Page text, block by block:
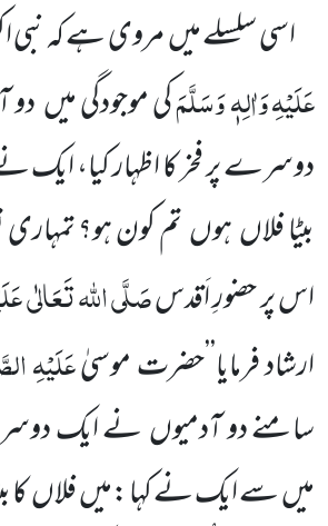
اسی سلسلے میںمروی ہے کہ نبی
عَلَیْہِوَاٰلِہٖ وَسَلَّمَکی موجودگی میںدو
دوسرےپر فخر کا اظہار کیا،
بیٹافلاںہوںتم کون ہو؟ تمہاری
اس پر حضورِ اَقدسصَلَّی اللہتَعَالٰی
ارشاد فرمایا’’حضرت موسیٰعَلَیْہِ
سامنے دوآدمیوںنے ایک
میںسے ایک نے کہا :میںفلاںکا